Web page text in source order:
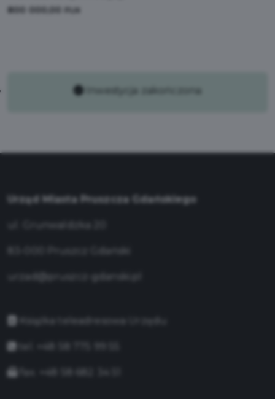
800 000,00
Inwestycja zakończona
Urząd Miasta Pruszcza Gdańskiego
urzad@pruszcz-gdanski.pl
Książka teleadresowa Urzędu